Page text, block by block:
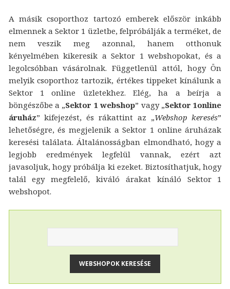
A másik csoporthoz tartozó emberek először inkább
elmennek a Sektor 1 üzletbe, felpróbálják a terméket, de
nem veszik meg azonnal, hanem otthonuk
kényelmében kikeresik a Sektor 1 webshopokat, és a
legolcsóbban vásárolnak. Függetlenül attól, hogy Ön
melyik csoporthoz tartozik, értékes tippeket kínálunk a
Sektor 1 online üzletekhez. Elég, ha a beírja a
böngészőbe a „Sektor 1 webshop” vagy „Sektor 1online
áruház” kifejezést, és rákattint az „Webshop keresés”
lehetőségre, és megjelenik a Sektor 1 online áruházak
keresési találata. Általánosságban elmondható, hogy a
legjobb eredmények legfelül vannak, ezért azt
javasoljuk, hogy próbálja ki ezeket. Biztosíthatjuk, hogy
talál egy megfelelő, kiváló árakat kínáló Sektor 1
webshopot.